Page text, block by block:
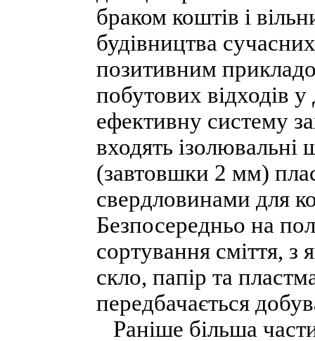
браком коштів і
будівництва
позитивним
побутових відходів
ефективну систему
входять ізолювальні
(завтовшки 2 мм)
свердловинами для
Безпосередньо на
сортування сміття, з
скло, папір та
передбачається
Раніше більша